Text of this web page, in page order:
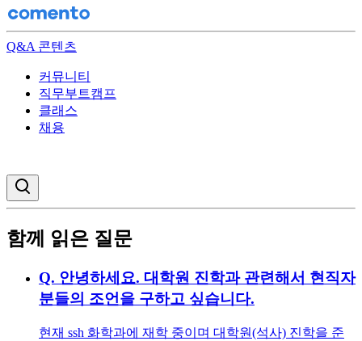
Q&A 콘텐츠
커뮤니티
직무부트캠프
클래스
채용
함께 읽은 질문
Q. 안녕하세요. 대학원 진학과 관련해서 현직자
분들의 조언을 구하고 싶습니다.
현재 ssh 화학과에 재학 중이며 대학원(석사) 진학을 준